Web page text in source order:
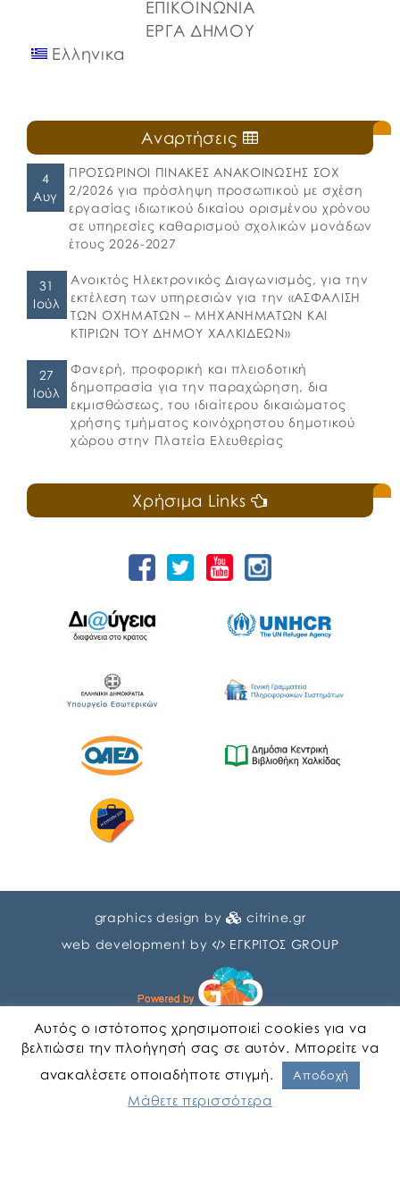
ΕΠΙΚΟΙΝΩΝΙΑ
ΕΡΓΑ ΔΗΜΟΥ
Ελληνικα
Αναρτήσεις
4
Αυγ
ΠΡΟΣΩΡΙΝΟΙ ΠΙΝΑΚΕΣ ΑΝΑΚΟΙΝΩΣΗΣ ΣΟΧ
2/2026 για πρόσληψη προσωπικού με σχέση
εργασίας ιδιωτικού δικαίου ορισμένου χρόνου
σε υπηρεσίες καθαρισμού σχολικών μονάδων
έτους 2026-2027
31
Ιούλ
Ανοικτός Ηλεκτρονικός Διαγωνισμός, για την
εκτέλεση των υπηρεσιών για την «ΑΣΦΑΛΙΣΗ
ΤΩΝ ΟΧΗΜΑΤΩΝ – ΜΗΧΑΝΗΜΑΤΩΝ ΚΑΙ
ΚΤΙΡΙΩΝ ΤΟΥ ΔΗΜΟΥ ΧΑΛΚΙΔΕΩΝ»
27
Ιούλ
Φανερή, προφορική και πλειοδοτική
δημοπρασία για την παραχώρηση, δια
εκμισθώσεως, του ιδιαίτερου δικαιώματος
χρήσης τμήματος κοινόχρηστου δημοτικού
χώρου στην Πλατεία Ελευθερίας
Χρήσιμα Links
graphics design by
citrine.gr
web development by
ΕΓΚΡΙΤΟΣ GROUP
Αυτός ο ιστότοπος χρησιμοποιεί cookies για να
βελτιώσει την πλοήγησή σας σε αυτόν. Μπορείτε να
ανακαλέσετε οποιαδήποτε στιγμή.
Αποδοχή
Μάθετε περισσότερα
Αγγλικα Ελληνικα